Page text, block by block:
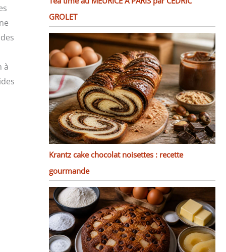
à
GROLET
Krantz cake chocolat noisettes : recette
gourmande